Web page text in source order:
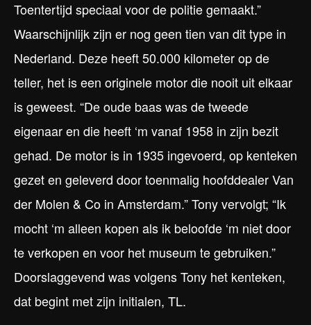
Toentertijd speciaal voor de politie gemaakt.”
Waarschijnlijk zijn er nog geen tien van dit type in
Nederland. Deze heeft 50.000 kilometer op de
teller, het is een originele motor die nooit uit elkaar
is geweest. “De oude baas was de tweede
eigenaar en die heeft ‘m vanaf 1958 in zijn bezit
gehad. De motor is in 1935 ingevoerd, op kenteken
gezet en geleverd door toenmalig hoofddealer Van
der Molen & Co in Amsterdam.” Tony vervolgt; “Ik
mocht ‘m alleen kopen als ik beloofde ‘m niet door
te verkopen en voor het museum te gebruiken.”
Doorslaggevend was volgens Tony het kenteken,
dat begint met zijn initialen, TL.